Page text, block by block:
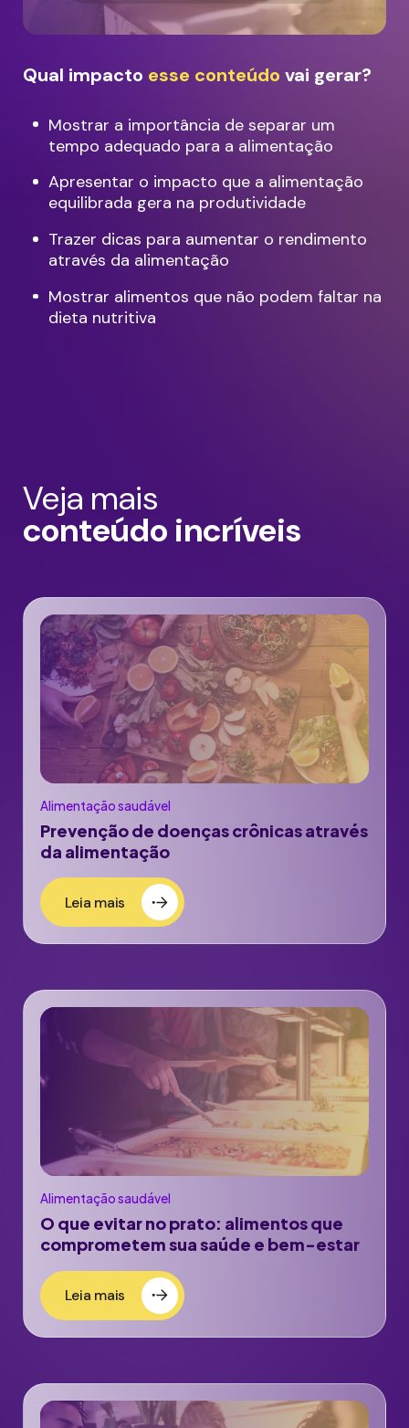
Qual impacto esse conteúdo vai gerar?
Mostrar a importância de separar um
tempo adequado para a alimentação
Apresentar o impacto que a alimentação
equilibrada gera na produtividade
Trazer dicas para aumentar o rendimento
através da alimentação
Mostrar alimentos que não podem faltar na
dieta nutritiva
Veja mais
conteúdo incríveis
Alimentação saudável
Prevenção de doenças crônicas através
da alimentação
Leia mais
Alimentação saudável
O que evitar no prato: alimentos que
comprometem sua saúde e bem-estar
Leia mais